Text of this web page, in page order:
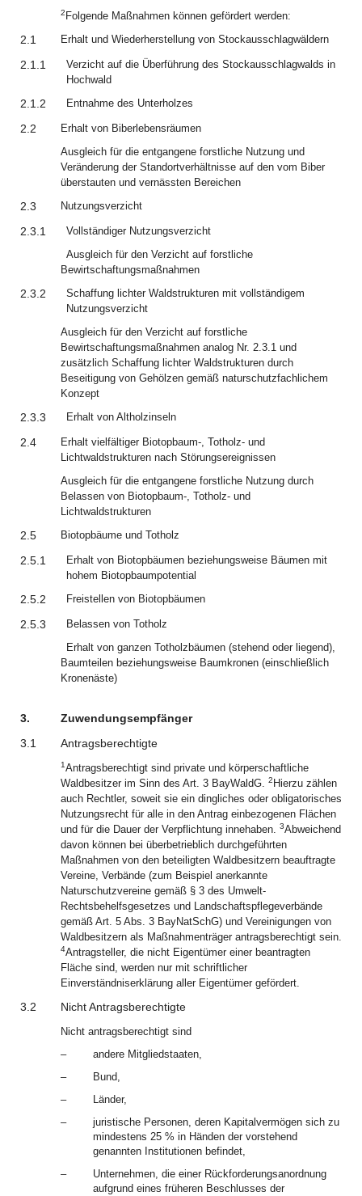
2 Folgende Maßnahmen können gefördert werden:
2.1 Erhalt und Wiederherstellung von Stockausschlagwäldern
2.1.1
Verzicht auf die Überführung des Stockausschlagwalds in
Hochwald
2.1.2 Entnahme des Unterholzes
2.2
Erhalt von Biberlebensräumen
Ausgleich für die entgangene forstliche Nutzung und
Veränderung der Standortverhältnisse auf den vom Biber
überstauten und vernässten Bereichen
2.3 Nutzungsverzicht
2.3.1
Vollständiger Nutzungsverzicht
Ausgleich für den Verzicht auf forstliche
Bewirtschaftungsmaßnahmen
2.3.2
Schaffung lichter Waldstrukturen mit vollständigem
Nutzungsverzicht
Ausgleich für den Verzicht auf forstliche
Bewirtschaftungsmaßnahmen analog Nr. 2.3.1 und
zusätzlich Schaffung lichter Waldstrukturen durch
Beseitigung von Gehölzen gemäß naturschutzfachlichem
Konzept
2.3.3 Erhalt von Altholzinseln
2.4
Erhalt vielfältiger Biotopbaum-, Totholz- und
Lichtwaldstrukturen nach Störungsereignissen
Ausgleich für die entgangene forstliche Nutzung durch
Belassen von Biotopbaum-, Totholz- und
Lichtwaldstrukturen
2.5 Biotopbäume und Totholz
2.5.1
Erhalt von Biotopbäumen beziehungsweise Bäumen mit
hohem Biotopbaumpotential
2.5.2 Freistellen von Biotopbäumen
2.5.3
Belassen von Totholz
Erhalt von ganzen Totholzbäumen (stehend oder liegend),
Baumteilen beziehungsweise Baumkronen (einschließlich
Kronenäste)
3.
Zuwendungsempfänger
3.1
Antragsberechtigte
1Antragsberechtigt sind private und körperschaftliche
Waldbesitzer im Sinn des Art. 3 BayWaldG. 2 Hierzu zählen
auch Rechtler, soweit sie ein dingliches oder obligatorisches
Nutzungsrecht für alle in den Antrag einbezogenen Flächen
und für die Dauer der Verpflichtung innehaben. 3Abweichend
davon können bei überbetrieblich durchgeführten
Maßnahmen von den beteiligten Waldbesitzern beauftragte
Vereine, Verbände (zum Beispiel anerkannte
Naturschutzvereine gemäß § 3 des Umwelt-
Rechtsbehelfsgesetzes und Landschaftspflegeverbände
gemäß Art. 5 Abs. 3 BayNatSchG) und Vereinigungen von
Waldbesitzern als Maßnahmenträger antragsberechtigt sein.
4Antragsteller, die nicht Eigentümer einer beantragten
Fläche sind, werden nur mit schriftlicher
Einverständniserklärung aller Eigentümer gefördert.
3.2 Nicht Antragsberechtigte
Nicht antragsberechtigt sind
–
andere Mitgliedstaaten,
–
Bund,
–
Länder,
–
juristische Personen, deren Kapitalvermögen sich zu
mindestens 25 % in Händen der vorstehend
genannten Institutionen befindet,
–
Unternehmen, die einer Rückforderungsanordnung
aufgrund eines früheren Beschlusses der